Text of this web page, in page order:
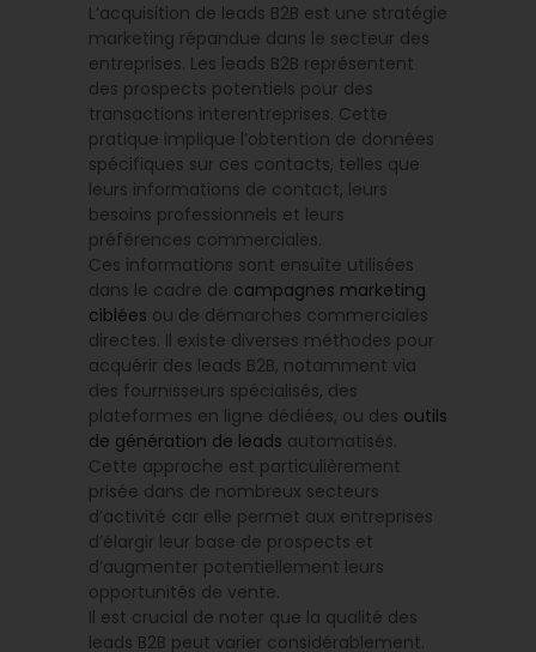
L’acquisition de leads B2B est une stratégie
marketing répandue dans le secteur des
entreprises. Les leads B2B représentent
des prospects potentiels pour des
transactions interentreprises. Cette
pratique implique l’obtention de données
spécifiques sur ces contacts, telles que
leurs informations de contact, leurs
besoins professionnels et leurs
préférences commerciales.
Ces informations sont ensuite utilisées
dans le cadre de campagnes marketing
ciblées ou de démarches commerciales
directes. Il existe diverses méthodes pour
acquérir des leads B2B, notamment via
des fournisseurs spécialisés, des
plateformes en ligne dédiées, ou des outils
de génération de leads automatisés.
Cette approche est particulièrement
prisée dans de nombreux secteurs
d’activité car elle permet aux entreprises
d’élargir leur base de prospects et
d’augmenter potentiellement leurs
opportunités de vente.
Il est crucial de noter que la qualité des
leads B2B peut varier considérablement.